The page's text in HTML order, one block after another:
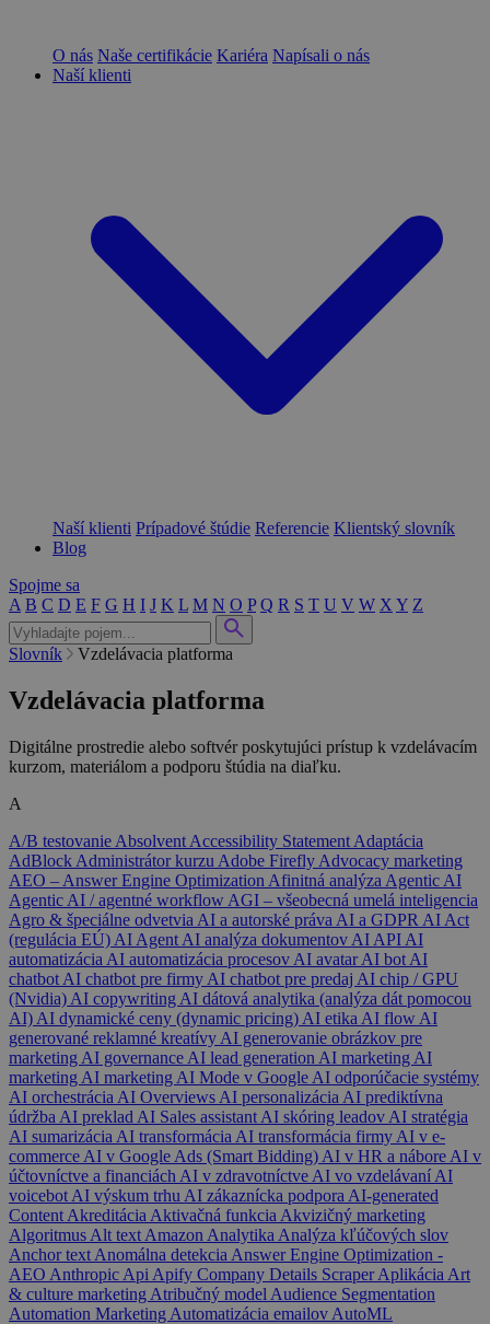
O nás Naše certifikácie Kariéra Napísali o nás
Naší klienti
Naší klienti Prípadové štúdie Referencie Klientský slovník
Blog
Spojme sa
A B C D E F G H I J K L M N O P Q R S T U V W X Y Z
Slovník Vzdelávacia platforma
Vzdelávacia platforma
Digitálne prostredie alebo softvér poskytujúci prístup k vzdelávacím
kurzom, materiálom a podporu štúdia na diaľku.
A
A/B testovanie Absolvent Accessibility Statement Adaptácia
AdBlock Administrátor kurzu Adobe Firefly Advocacy marketing
AEO – Answer Engine Optimization Afinitná analýza Agentic AI
Agentic AI / agentné workflow AGI – všeobecná umelá inteligencia
Agro & špeciálne odvetvia AI a autorské práva AI a GDPR AI Act
(regulácia EÚ) AI Agent AI analýza dokumentov AI API AI
automatizácia AI automatizácia procesov AI avatarAI bot AI
chatbot AI chatbot pre firmy AI chatbot pre predaj AI chip / GPU
(Nvidia) AI copywriting AI dátová analytika (analýza dát pomocou
AI) AI dynamické ceny (dynamic pricing) AI etika AI flow AI
generované reklamné kreatívy AI generovanie obrázkov pre
marketing AI governance AI lead generation AI marketing AI
marketing AI marketing AI Mode v Google AI odporúčacie systémy
AI orchestrácia AI Overviews AI personalizácia AI prediktívna
údržba AI preklad AI Sales assistant AI skóring leadov AI stratégia
AI sumarizácia AI transformácia AI transformácia firmy AI v e-
commerce AI v Google Ads (Smart Bidding) AI v HR a nábore AI v
účtovníctve a financiách AI v zdravotníctve AI vo vzdelávaní AI
voicebot AI výskum trhu AI zákaznícka podpora AI-generated
Content Akreditácia Aktivačná funkcia Akvizičný marketing
Algoritmus Alt text Amazon Analytika Analýza kľúčových slov
Anchor text Anomálna detekcia Answer Engine Optimization -
AEO Anthropic Api Apify Company Details ScraperAplikácia Art
& culture marketing Atribučný model Audience Segmentation
Automation Marketing Automatizácia emailov AutoML